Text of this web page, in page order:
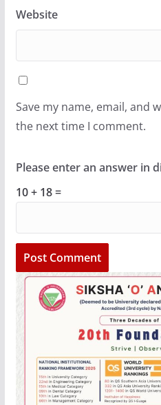
Website
Save my name, email, and
the next time I comment.
Please enter an answer in
10 + 18 =